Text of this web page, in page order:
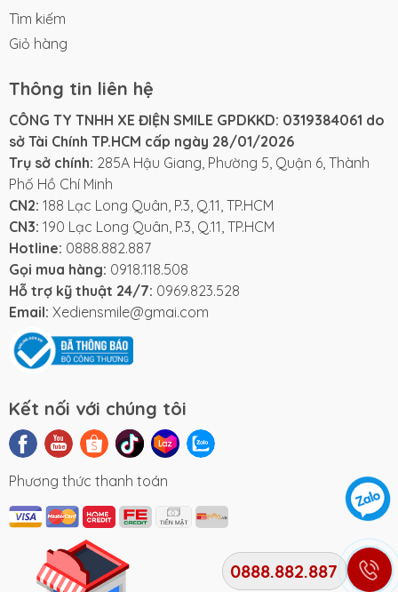
Tìm kiếm
Giỏ hàng
Thông tin liên hệ
CÔNG TY TNHH XE ĐIỆN SMILE GPDKKD: 0319384061 do
sở Tài Chính TP.HCM cấp ngày 28/01/2026
Trụ sở chính: 285A Hậu Giang, Phường 5, Quận 6, Thành
Phố Hồ Chí Minh
CN2: 188 Lạc Long Quân, P.3, Q.11, TP.HCM
CN3: 190 Lạc Long Quân, P.3, Q.11, TP.HCM
Hotline: 0888.882.887
Gọi mua hàng: 0918.118.508
Hỗ trợ kỹ thuật 24/7: 0969.823.528
Email: Xediensmile@gmai.com
Kết nối với chúng tôi
Phương thức thanh toán
0888.882.887